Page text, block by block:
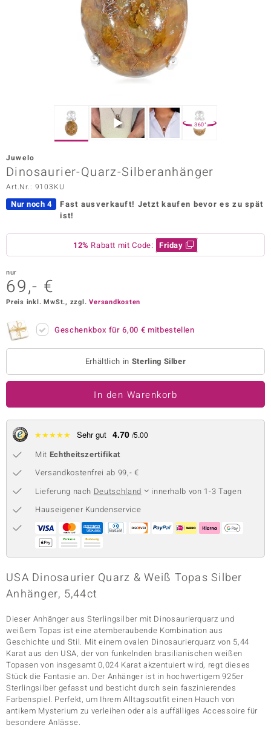
Vogue
Paraíso
BY DE MELO
Collection
Classics
360°
Juwelo
Dinosaurier-Quarz-Silberanhänger
Art.Nr.: 9103KU
Nur noch 4 Fast ausverkauft! Jetzt kaufen bevor es zu spät
ist!
12% Rabatt mit Code: Friday
nur
69,- €
Preis inkl. MwSt., zzgl.Versandkosten
Geschenkbox für6,00 € mitbestellen
Erhältlich in Sterling Silber
In den Warenkorb
★★★★★ Sehr gut 4.70 /5.00
Mit Echtheitszertifikat
Versandkostenfrei ab 99,- €
Lieferung nach Deutschland
innerhalb von 1-3 Tagen
Hauseigener Kundenservice
USA Dinosaurier Quarz & Weiß Topas Silber
Anhänger, 5,44ct
Dieser Anhänger aus Sterlingsilber mit Dinosaurierquarz und
weißem Topas ist eine atemberaubende Kombination aus
Geschichte und Stil. Mit einem ovalen Dinosaurierquarz von 5,44
Karat aus den USA, der von funkelnden brasilianischen weißen
Topasen von insgesamt 0,024 Karat akzentuiert wird, regt dieses
Stück die Fantasie an. Der Anhänger ist in hochwertigem 925er
Sterlingsilber gefasst und besticht durch sein faszinierendes
Farbenspiel. Perfekt, um Ihrem Alltagsoutfit einen Hauch von
antikem Mysterium zu verleihen oder als auffälliges Accessoire für
besondere Anlässe.